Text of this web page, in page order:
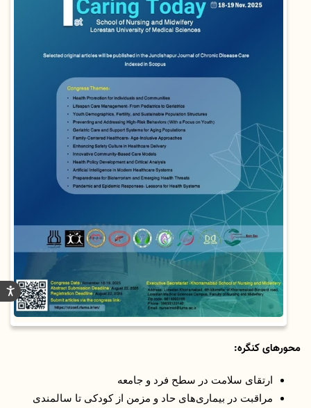
محورهای کنگره:
ارتقای سلامت در سطح فرد و جامعه
مراقبت در بیماری‌های حاد و مزمن از کودکی تا سالمندی